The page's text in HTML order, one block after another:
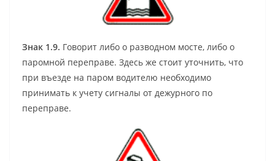
Знак 1.9. Говорит либо о разводном мосте, либо о
паромной переправе. Здесь же стоит уточнить, что
при въезде на паром водителю необходимо
принимать к учету сигналы от дежурного по
переправе.